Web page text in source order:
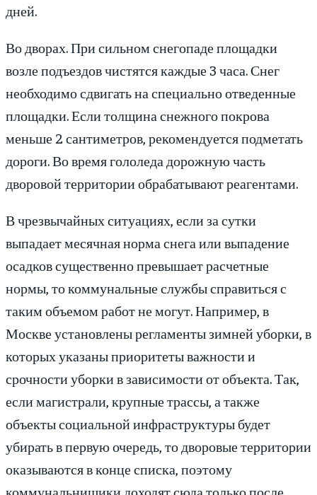
дней.
Во дворах. При сильном снегопаде площадки
возле подъездов чистятся каждые 3 часа. Снег
необходимо сдвигать на специально отведенные
площадки. Если толщина снежного покрова
меньше 2 сантиметров, рекомендуется подметать
дороги. Во время гололеда дорожную часть
дворовой территории обрабатывают реагентами.
В чрезвычайных ситуациях, если за сутки
выпадает месячная норма снега или выпадение
осадков существенно превышает расчетные
нормы, то коммунальные службы справиться с
таким объемом работ не могут. Например, в
Москве установлены регламенты зимней уборки, в
которых указаны приоритеты важности и
срочности уборки в зависимости от объекта. Так,
если магистрали, крупные трассы, а также
объекты социальной инфраструктуры будет
убирать в первую очередь, то дворовые территории
оказываются в конце списка, поэтому
коммунальнищики доходят сюда только после